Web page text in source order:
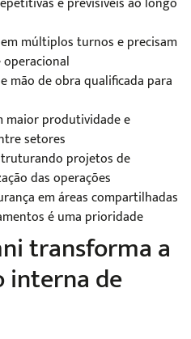
múltiplos turnos e precisam
mão de obra qualificada para
maior produtividade e
setores
projetos de
das operações
em áreas compartilhadas
é uma prioridade
transforma a
interna de